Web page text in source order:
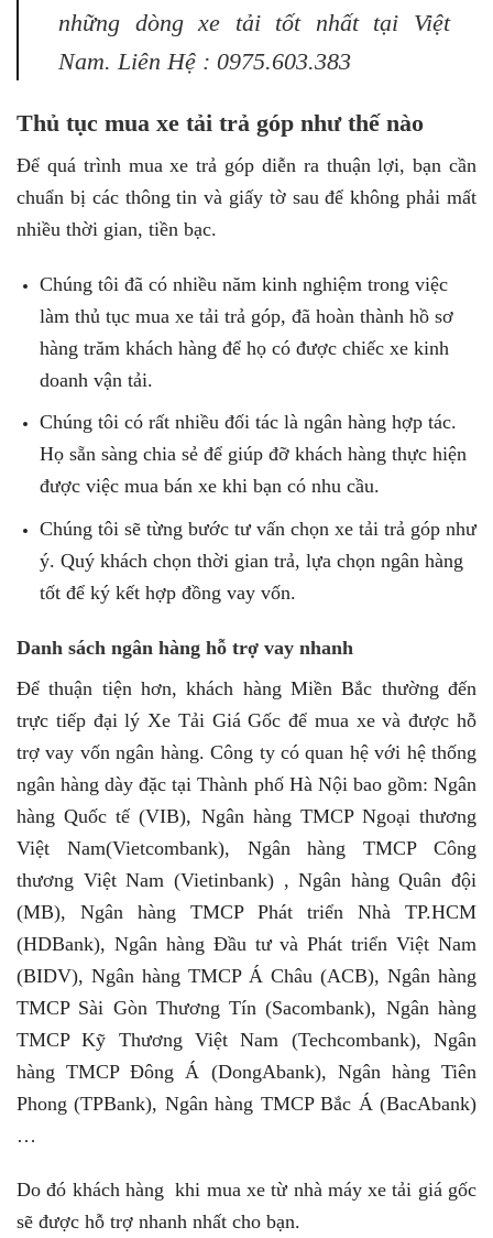
những dòng xe tải tốt nhất tại Việt
Nam. Liên Hệ : 0975.603.383
Thủ tục mua xe tải trả góp như thế nào
Để quá trình mua xe trả góp diễn ra thuận lợi, bạn cần
chuẩn bị các thông tin và giấy tờ sau để không phải mất
nhiều thời gian, tiền bạc.
Chúng tôi đã có nhiều năm kinh nghiệm trong việc
làm thủ tục mua xe tải trả góp, đã hoàn thành hồ sơ
hàng trăm khách hàng để họ có được chiếc xe kinh
doanh vận tải.
Chúng tôi có rất nhiều đối tác là ngân hàng hợp tác.
Họ sẵn sàng chia sẻ để giúp đỡ khách hàng thực hiện
được việc mua bán xe khi bạn có nhu cầu.
Chúng tôi sẽ từng bước tư vấn chọn xe tải trả góp như
ý. Quý khách chọn thời gian trả, lựa chọn ngân hàng
tốt để ký kết hợp đồng vay vốn.
Danh sách ngân hàng hỗ trợ vay nhanh
Để thuận tiện hơn, khách hàng Miền Bắc thường đến
trực tiếp đại lý Xe Tải Giá Gốc để mua xe và được hỗ
trợ vay vốn ngân hàng. Công ty có quan hệ với hệ thống
ngân hàng dày đặc tại Thành phố Hà Nội bao gồm: Ngân
hàng Quốc tế (VIB), Ngân hàng TMCP Ngoại thương
Việt Nam(Vietcombank), Ngân hàng TMCP Công
thương Việt Nam (Vietinbank) , Ngân hàng Quân đội
(MB), Ngân hàng TMCP Phát triển Nhà TP.HCM
(HDBank), Ngân hàng Đầu tư và Phát triển Việt Nam
(BIDV), Ngân hàng TMCP Á Châu (ACB), Ngân hàng
TMCP Sài Gòn Thương Tín (Sacombank), Ngân hàng
TMCP Kỹ Thương Việt Nam (Techcombank), Ngân
hàng TMCP Đông Á (DongAbank), Ngân hàng Tiên
Phong (TPBank), Ngân hàng TMCP Bắc Á (BacAbank)
…
Do đó khách hàng khi mua xe từ nhà máy xe tải giá gốc
sẽ được hỗ trợ nhanh nhất cho bạn.